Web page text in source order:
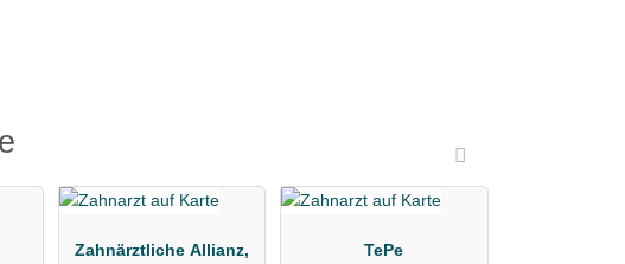
Zahnärztliche Allianz,
TePe